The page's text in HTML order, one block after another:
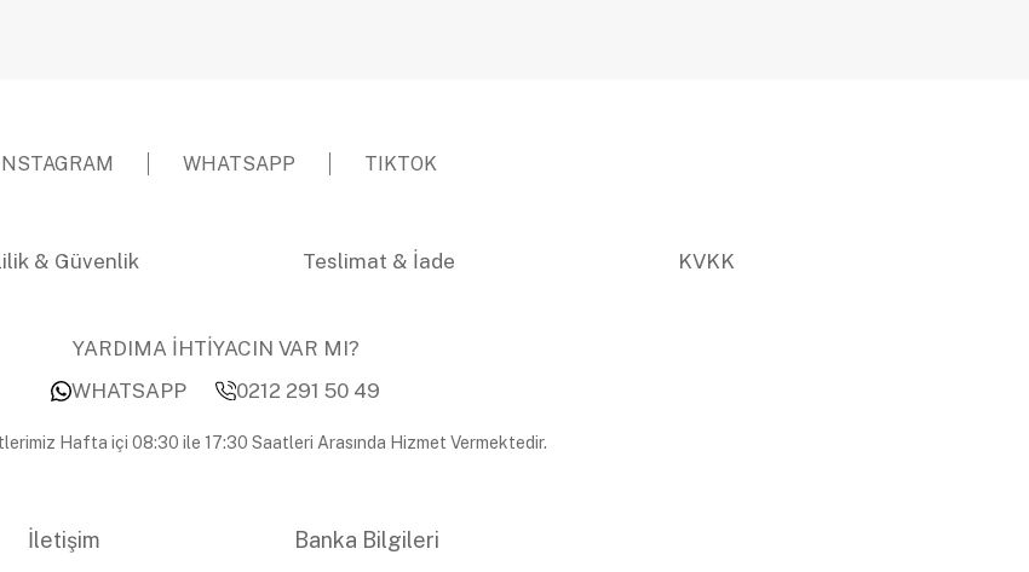
WHATSAPP TIKTOK
& Güvenlik Teslimat & İade KVKK
YARDIMA İHTİYACIN VAR MI?
WHATSAPP
0212 291 50 49
Hafta içi 08:30 ile 17:30 Saatleri Arasında Hizmet Vermektedir.
İletişim Banka Bilgileri